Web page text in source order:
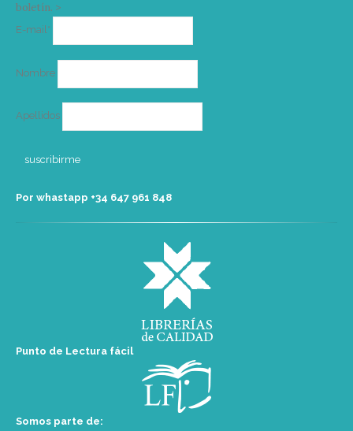
boletín. >
E-mail*
Nombre
Apellidos
Por whastapp +34 ‭647 961 848‬
Punto de Lectura fácil
Somos parte de: